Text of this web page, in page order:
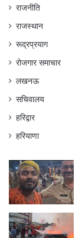
राजनीति
राजस्थान
रूद्रप्रयाग
रोजगार समाचार
लखनऊ
सचिवालय
हरिद्वार
हरियाणा